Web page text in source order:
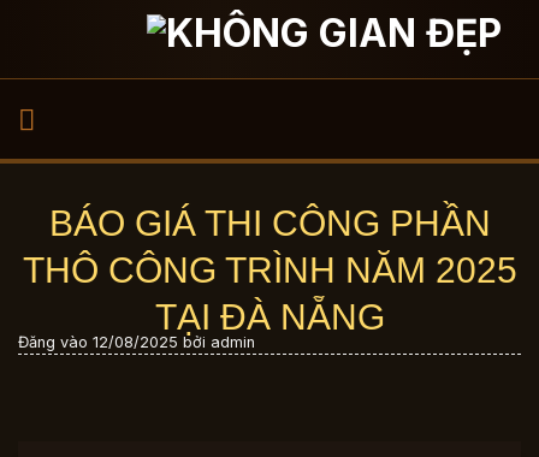
BÁO GIÁ THI CÔNG PHẦN
THÔ CÔNG TRÌNH NĂM 2025
TẠI ĐÀ NẴNG
Đăng vào 12/08/2025 bởi admin